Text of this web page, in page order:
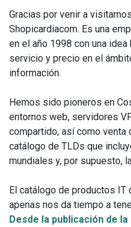
Gracias por venir a
Shopicardiacom. Es una
en el año 1998 con una
servicio y precio en el
información.
Hemos sido pioneros en
entornos web, servidores
compartido, así como venta
catálogo de TLDs que
mundiales y, por supuesto,
El catálogo de productos
apenas nos da tiempo a
Desde la publicación de